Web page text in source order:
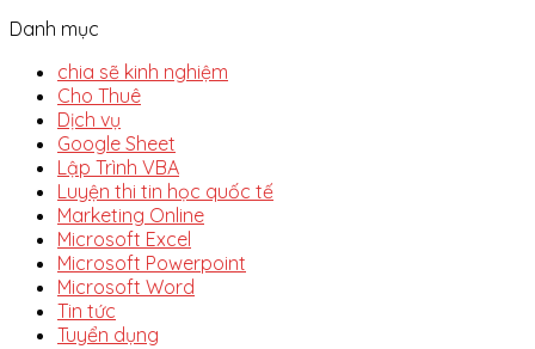
Danh mục
chia sẽ kinh nghiệm
Cho Thuê
Dịch vụ
Google Sheet
Lập Trình VBA
Luyện thi tin học quốc tế
Marketing Online
Microsoft Excel
Microsoft Powerpoint
Microsoft Word
Tin tức
Tuyển dụng